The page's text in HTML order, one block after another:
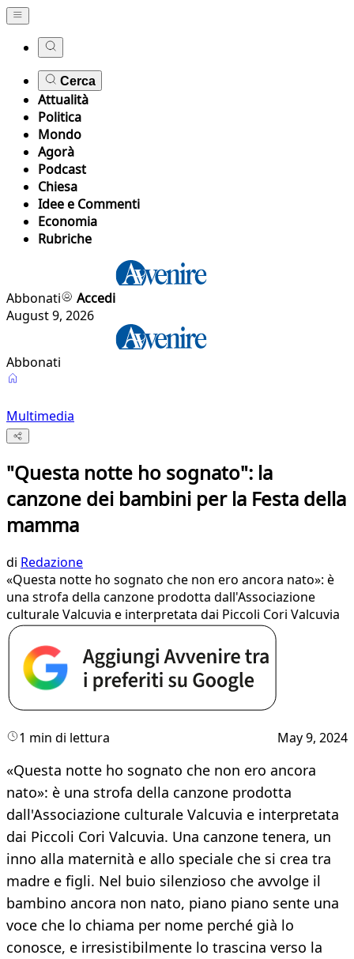
Cerca
Attualità
Politica
Mondo
Agorà
Podcast
Chiesa
Idee e Commenti
Economia
Rubriche
Abbonati
Accedi
August 9, 2026
Abbonati
Multimedia
"Questa notte ho sognato": la
canzone dei bambini per la Festa della
mamma
di Redazione
«Questa notte ho sognato che non ero ancora nato»: è
una strofa della canzone prodotta dall'Associazione
culturale Valcuvia e interpretata dai Piccoli Cori Valcuvia
1 min di lettura May 9, 2024
«Questa notte ho sognato che non ero ancora
nato»: è una strofa della canzone prodotta
dall'Associazione culturale Valcuvia e interpretata
dai Piccoli Cori Valcuvia. Una canzone tenera, un
inno alla maternità e allo speciale che si crea tra
madre e figli. Nel buio silenzioso che avvolge il
bambino ancora non nato, piano piano sente una
voce che lo chiama per nome perché già lo
conosce, e irresistibilmente lo trascina verso la